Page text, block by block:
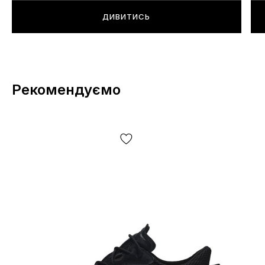
ДИВИТИСЬ
Рекомендуємо